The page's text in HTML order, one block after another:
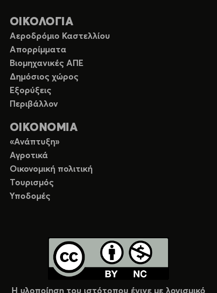
ΟΙΚΟΛΟΓΙΑ
Αεροδρόμιο Καστελλίου
Απορρίμματα
Βιομηχανικές ΑΠΕ
Δημόσιος χώρος
Εξορύξεις
Περιβάλλον
ΟΙΚΟΝΟΜΙΑ
«Ανάπτυξη»
Αγροτικά
Οικονομική πολιτική
Τουρισμός
Υποδομές
Η υλοποίηση του ιστότοπου έγινε με λογισμικό